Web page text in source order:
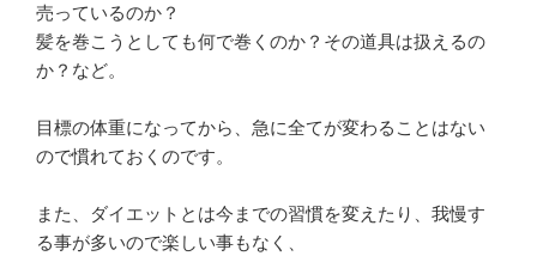
売っているのか？
髪を巻こうとしても何で巻くのか？その道具は扱えるの
か？など。
目標の体重になってから、急に全てが変わることはない
ので慣れておくのです。
また、ダイエットとは今までの習慣を変えたり、我慢す
る事が多いので楽しい事もなく、